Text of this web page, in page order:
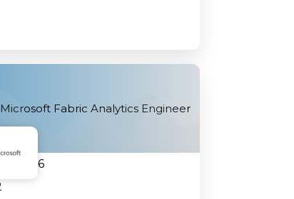
Fabric Analytics Engineer